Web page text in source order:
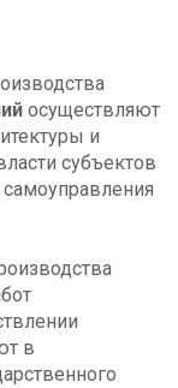
осуществляют
и
субъектов
в